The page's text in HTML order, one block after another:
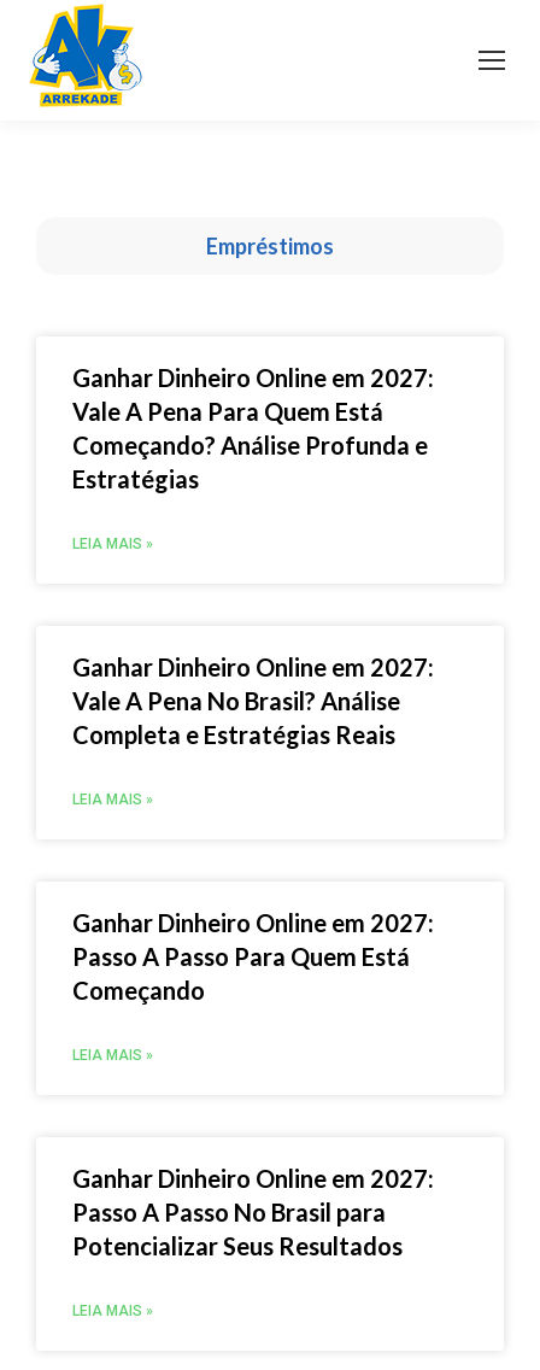
Empréstimos
Ganhar Dinheiro Online em 2027:
Vale A Pena Para Quem Está
Começando? Análise Profunda e
Estratégias
LEIA MAIS »
Ganhar Dinheiro Online em 2027:
Vale A Pena No Brasil? Análise
Completa e Estratégias Reais
LEIA MAIS »
Ganhar Dinheiro Online em 2027:
Passo A Passo Para Quem Está
Começando
LEIA MAIS »
Ganhar Dinheiro Online em 2027:
Passo A Passo No Brasil para
Potencializar Seus Resultados
LEIA MAIS »